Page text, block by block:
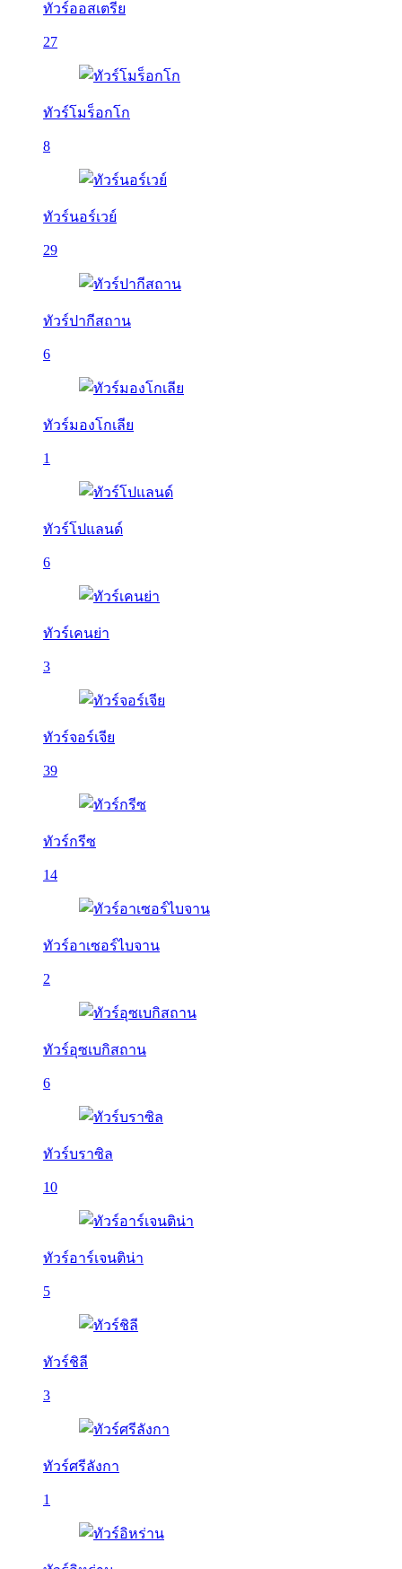
ทัวร์ออสเตรีย
27
ทัวร์โมร็อกโก
8
ทัวร์นอร์เวย์
29
ทัวร์ปากีสถาน
6
ทัวร์มองโกเลีย
1
ทัวร์โปแลนด์
6
ทัวร์เคนย่า
3
ทัวร์จอร์เจีย
39
ทัวร์กรีซ
14
ทัวร์อาเซอร์ไบจาน
2
ทัวร์อุซเบกิสถาน
6
ทัวร์บราซิล
10
ทัวร์อาร์เจนติน่า
5
ทัวร์ชิลี
3
ทัวร์ศรีลังกา
1